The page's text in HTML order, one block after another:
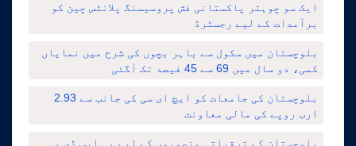
ایک سو چوہتر پاکستانی فش پروسیسنگ پلانٹس چین کو
برآمدات کے لیے رجسٹرڈ
بلوچستان میں سکول سے باہر بچوں کی شرح میں نمایاں
کمی، دو سال میں 69 سے 45 فیصد تک آگئی
بلوچستان کی جامعات کو ایچ ای سی کی جانب سے 2.93
ارب روپے کی مالی معاونت
بلوچستان کے ترقیاتی منصوبوں کے لیے پی ایس ڈی پی